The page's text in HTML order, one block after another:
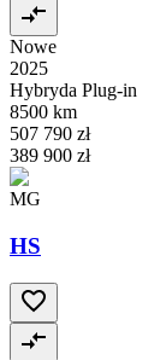
Nowe
2025
Hybryda Plug-in
8500 km
507 790 zł
389 900 zł
MG
HS